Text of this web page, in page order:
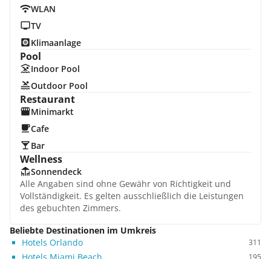
WLAN
TV
Klimaanlage
Pool
Indoor Pool
Outdoor Pool
Restaurant
Minimarkt
Cafe
Bar
Wellness
Sonnendeck
Alle Angaben sind ohne Gewähr von Richtigkeit und
Vollständigkeit. Es gelten ausschließlich die Leistungen
des gebuchten Zimmers.
Beliebte Destinationen im Umkreis
Hotels Orlando
311
195